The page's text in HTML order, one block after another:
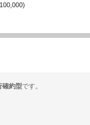
確約型です。